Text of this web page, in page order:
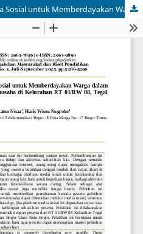
Pelatihan Pemanfaatan Media Sosial untuk Memberdayakan Warga dalam Memanfaatkan Peluang Berwirausaha di Kelurahan RT 01/RW 08, Tegal Gundil , Kota Bogor